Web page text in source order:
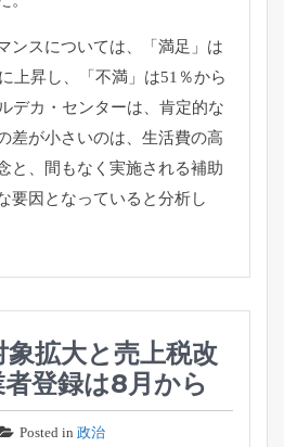
ンスについては、「満足」は
上昇し、「不満」は51％から
デカ・センターは、 肯定的な
差が小さいのは、 生活費の高
と、
間もなく実施される補助
要因となっていると分析し
拡大と売上税改
登録は8月から
Posted in 政治